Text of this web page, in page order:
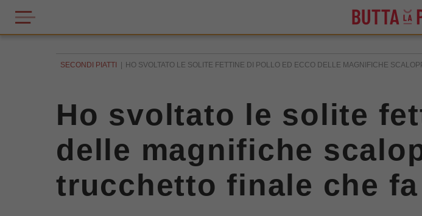
SECONDI PIATTI HO SVOLTATO LE SOLITE FETTINE DI POLLO ED ECCO DELLE MAGNIFICHE
Ho svoltato le solite
delle magnifiche
trucchetto finale che